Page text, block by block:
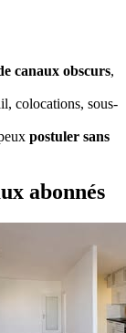
canaux obscurs,
colocations, sous-
postuler sans
abonnés